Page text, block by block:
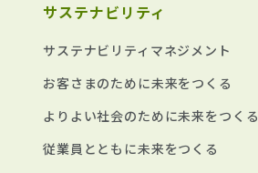
サステナビリティ
サステナビリティマネジメント
お客さまのために未来をつくる
よりよい社会のために未来をつくる
従業員とともに未来をつくる